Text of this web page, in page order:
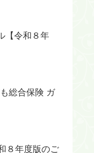
【令和８年
総合保険 ガ
８年度版のご